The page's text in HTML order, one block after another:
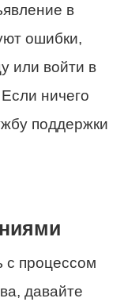
в
ошибки,
или войти в
Если ничего
поддержки
с процессом
давайте